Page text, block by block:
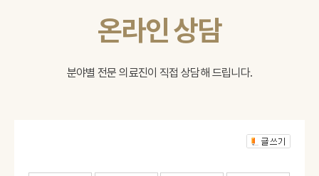
온라인 상담
분야별 전문 의료진이 직접 상담해 드립니다.